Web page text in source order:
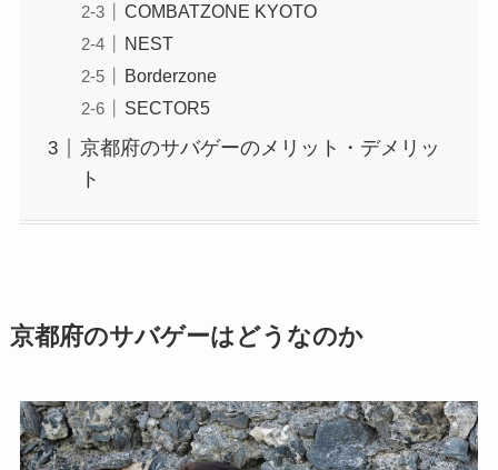
COMBATZONE KYOTO
NEST
Borderzone
SECTOR5
京都府のサバゲーのメリット・デメリッ
ト
京都府のサバゲーはどうなのか